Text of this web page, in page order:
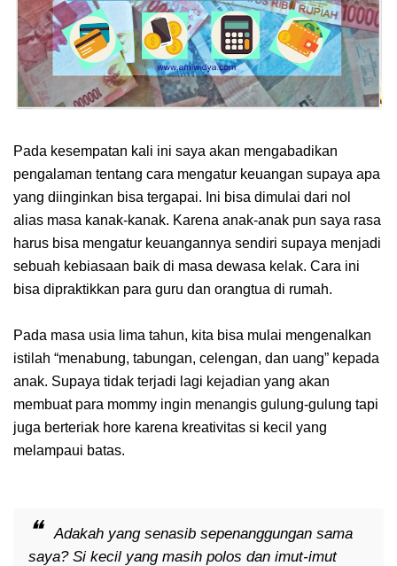
Pada kesempatan kali ini saya akan mengabadikan
pengalaman tentang cara mengatur keuangan supaya apa
yang diinginkan bisa tergapai. Ini bisa dimulai dari nol
alias masa kanak-kanak. Karena anak-anak pun saya rasa
harus bisa mengatur keuangannya sendiri supaya menjadi
sebuah kebiasaan baik di masa dewasa kelak. Cara ini
bisa dipraktikkan para guru dan orangtua di rumah.
Pada masa usia lima tahun, kita bisa mulai mengenalkan
istilah “menabung, tabungan, celengan, dan uang” kepada
anak. Supaya tidak terjadi lagi kejadian yang akan
membuat para mommy ingin menangis gulung-gulung tapi
juga berteriak hore karena kreativitas si kecil yang
melampaui batas.
Adakah yang senasib sepenanggungan sama
saya? Si kecil yang masih polos dan imut-imut